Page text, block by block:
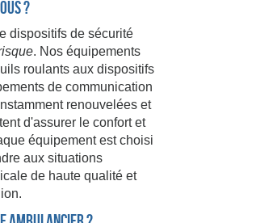
?
dispositifs de sécurité
. Nos équipements
roulants aux dispositifs
de communication
renouvelées et
d'assurer le confort et
équipement est choisi
aux situations
de haute qualité et